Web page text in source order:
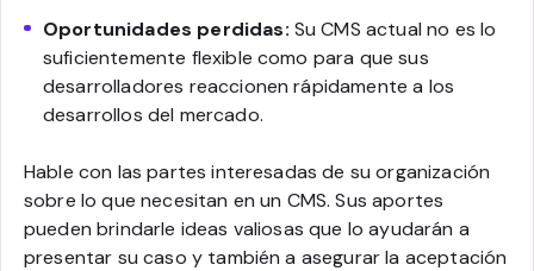
Oportunidades perdidas: Su CMS actual no es lo
suficientemente flexible como para que sus
desarrolladores reaccionen rápidamente a los
desarrollos del mercado.
Hable con las partes interesadas de su organización
sobre lo que necesitan en un CMS. Sus aportes
pueden brindarle ideas valiosas que lo ayudarán a
presentar su caso y también a asegurar la aceptación